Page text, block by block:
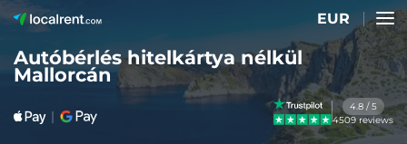
EUR
Autóbérlés hitelkártya nélkül
Mallorcán
4.8 / 5
4509 reviews